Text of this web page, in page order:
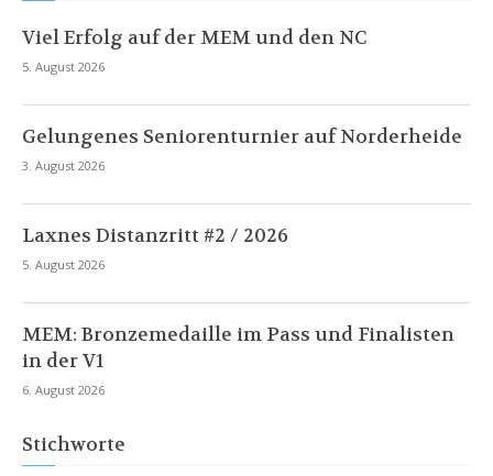
Viel Erfolg auf der MEM und den NC
5. August 2026
Gelungenes Seniorenturnier auf Norderheide
3. August 2026
Laxnes Distanzritt #2 / 2026
5. August 2026
MEM: Bronzemedaille im Pass und Finalisten
in der V1
6. August 2026
Stichworte